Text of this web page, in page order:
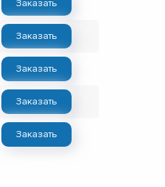
Заказать
Заказать
Заказать
Заказать
Заказать